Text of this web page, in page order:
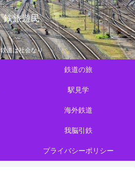
鉄旅遊民
鉄道は社会なり
鉄道の旅
駅見学
海外鉄道
我脳引鉄
プライバシーポリシー